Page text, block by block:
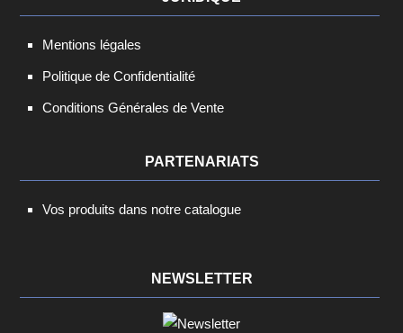
Mentions légales
Politique de Confidentialité
Conditions Générales de Vente
PARTENARIATS
Vos produits dans notre catalogue
NEWSLETTER